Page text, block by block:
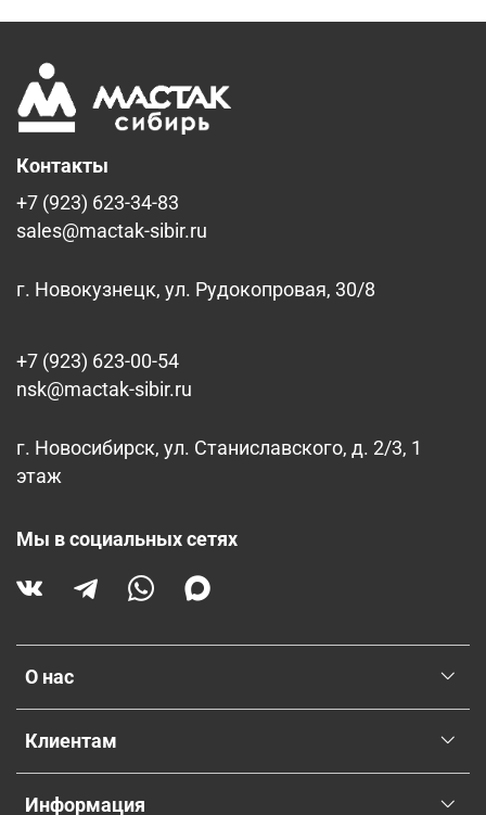
О нас
Клиентам
Информация
Контакты
+7 (923) 623-34-83
sales@mactak-sibir.ru
г. Новокузнецк, ул. Рудокопровая, 30/8
+7 (923) 623-00-54
nsk@mactak-sibir.ru
г. Новосибирск, ул. Станиславского, д. 2/3, 1
этаж
Мы в социальных сетях